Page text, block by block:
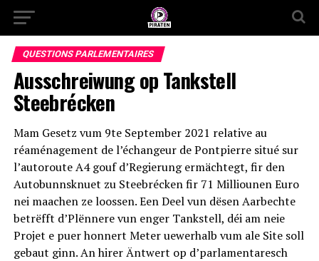
QUESTIONS PARLEMENTAIRES
Ausschreiwung op Tankstell
Steebrécken
Mam Gesetz vum 9te September 2021 relative au
réaménagement de l’échangeur de Pontpierre situé sur
l’autoroute A4 gouf d’Regierung ermächtegt, fir den
Autobunnsknuet zu Steebrécken fir 71 Milliounen Euro
nei maachen ze loossen. Een Deel vun dësen Aarbechte
betrëfft d’Plënnere vun enger Tankstell, déi am neie
Projet e puer honnert Meter uewerhalb vum ale Site soll
gebaut ginn. An hirer Äntwert op d’parlamentaresch